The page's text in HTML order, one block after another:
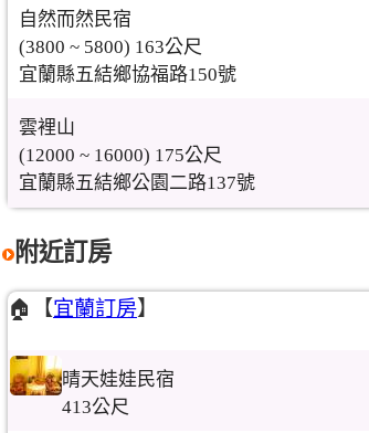
自然而然民宿
(3800 ~ 5800) 163公尺
宜蘭縣五結鄉協福路150號
雲裡山
(12000 ~ 16000) 175公尺
宜蘭縣五結鄉公園二路137號
附近訂房
🏠【宜蘭訂房】
晴天娃娃民宿
413公尺